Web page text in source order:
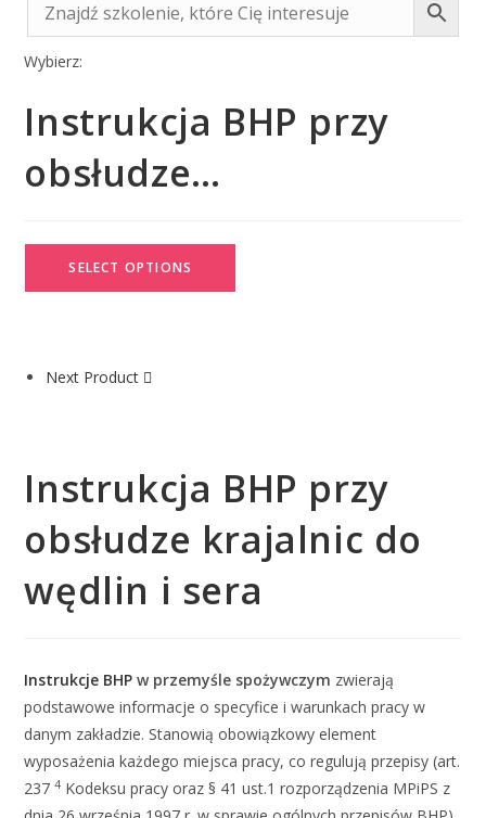
Wybierz:
Instrukcja BHP przy
obsłudze…
SELECT OPTIONS
Next Product
Instrukcja BHP przy
obsłudze krajalnic do
wędlin i sera
Instrukcje BHP w przemyśle spożywczym zwierają
podstawowe informacje o specyfice i warunkach pracy w
danym zakładzie. Stanowią obowiązkowy element
wyposażenia każdego miejsca pracy, co regulują przepisy (art.
2374 Kodeksu pracy oraz § 41 ust.1 rozporządzenia MPiPS z